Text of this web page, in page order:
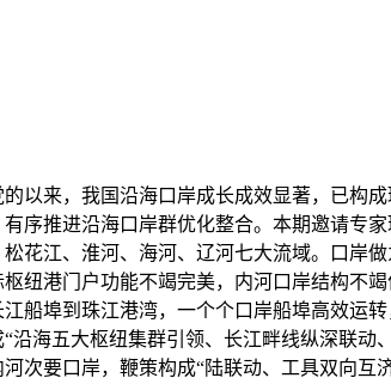
来，我国沿海口岸成长成效显著，已构
序推进沿海口岸群优化整合。本期邀请专
花江、淮河、海河、辽河七大流域。口岸
纽港门户功能不竭完美，内河口岸结构不
船埠到珠江港湾，一个个口岸船埠高效运
海五大枢纽集群引领、长江畔线纵深联
次要口岸，鞭策构成“陆联动、工具双向